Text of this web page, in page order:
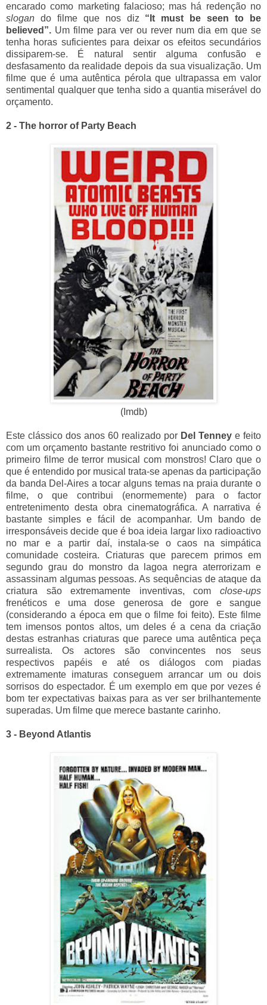
encarado como marketing falacioso; mas há redenção no
slogan do filme que nos diz “It must be seen to be
believed”. Um filme para ver ou rever num dia em que se
tenha horas suficientes para deixar os efeitos secundários
dissiparem-se. É natural sentir alguma confusão e
desfasamento da realidade depois da sua visualização. Um
filme que é uma autêntica pérola que ultrapassa em valor
sentimental qualquer que tenha sido a quantia miserável do
orçamento.
2 - The horror of Party Beach
(Imdb)
Este clássico dos anos 60 realizado por Del Tenney e feito
com um orçamento bastante restritivo foi anunciado como o
primeiro filme de terror musical com monstros! Claro que o
que é entendido por musical trata-se apenas da participação
da banda Del-Aires a tocar alguns temas na praia durante o
filme, o que contribui (enormemente) para o factor
entretenimento desta obra cinematográfica. A narrativa é
bastante simples e fácil de acompanhar. Um bando de
irresponsáveis decide que é boa ideia largar lixo radioactivo
no mar e a partir daí, instala-se o caos na simpática
comunidade costeira. Criaturas que parecem primos em
segundo grau do monstro da lagoa negra aterrorizam e
assassinam algumas pessoas. As sequências de ataque da
criatura são extremamente inventivas, com close-ups
frenéticos e uma dose generosa de gore e sangue
(considerando a época em que o filme foi feito). Este filme
tem imensos pontos altos, um deles é a cena da criação
destas estranhas criaturas que parece uma autêntica peça
surrealista. Os actores são convincentes nos seus
respectivos papéis e até os diálogos com piadas
extremamente imaturas conseguem arrancar um ou dois
sorrisos do espectador. É um exemplo em que por vezes é
bom ter expectativas baixas para as ver ser brilhantemente
superadas. Um filme que merece bastante carinho.
3 - Beyond Atlantis